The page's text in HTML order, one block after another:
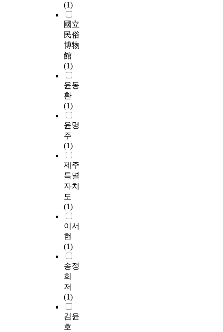
(1)
國立
民俗
博物
館
(1)
윤동
환
(1)
윤명
주
(1)
제주
특별
자치
도
(1)
이서
현
(1)
송정
희
저
(1)
김윤
호